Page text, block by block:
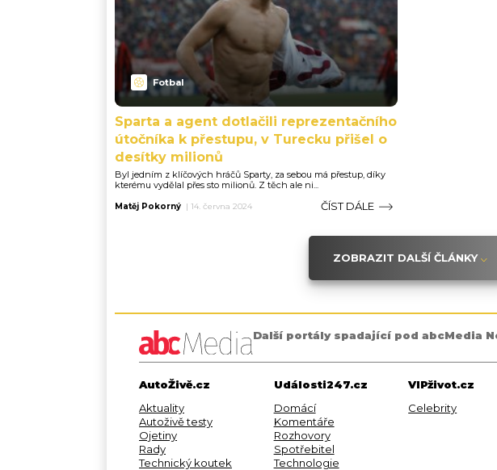
Fotbal
Sparta a agent dotlačili reprezentačního
útočníka k přestupu, v Turecku přišel o
desítky milionů
Byl jedním z klíčových hráčů Sparty, za sebou má přestup, díky
kterému vydělal přes sto milionů. Z těch ale ni...
Matěj Pokorný | 14. června 2024 ČÍST DÁLE
ZOBRAZIT DALŠÍ ČLÁNKY
Další portály spadající pod abcMedia
AutoŽivě.cz
Aktuality
Autoživě testy
Ojetiny
Rady
Technický koutek
Události247.cz
Domácí
Komentáře
Rozhovory
Spotřebitel
Technologie
VIPživot.cz
Celebrity